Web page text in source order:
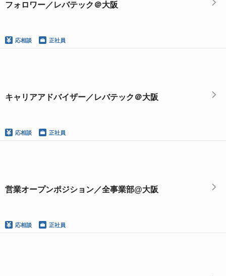
フォロワー／レバテック＠大阪
応相談 正社員
キャリアアドバイザー／レバテック＠大阪
応相談 正社員
営業オープンポジション／全事業部@大阪
応相談 正社員